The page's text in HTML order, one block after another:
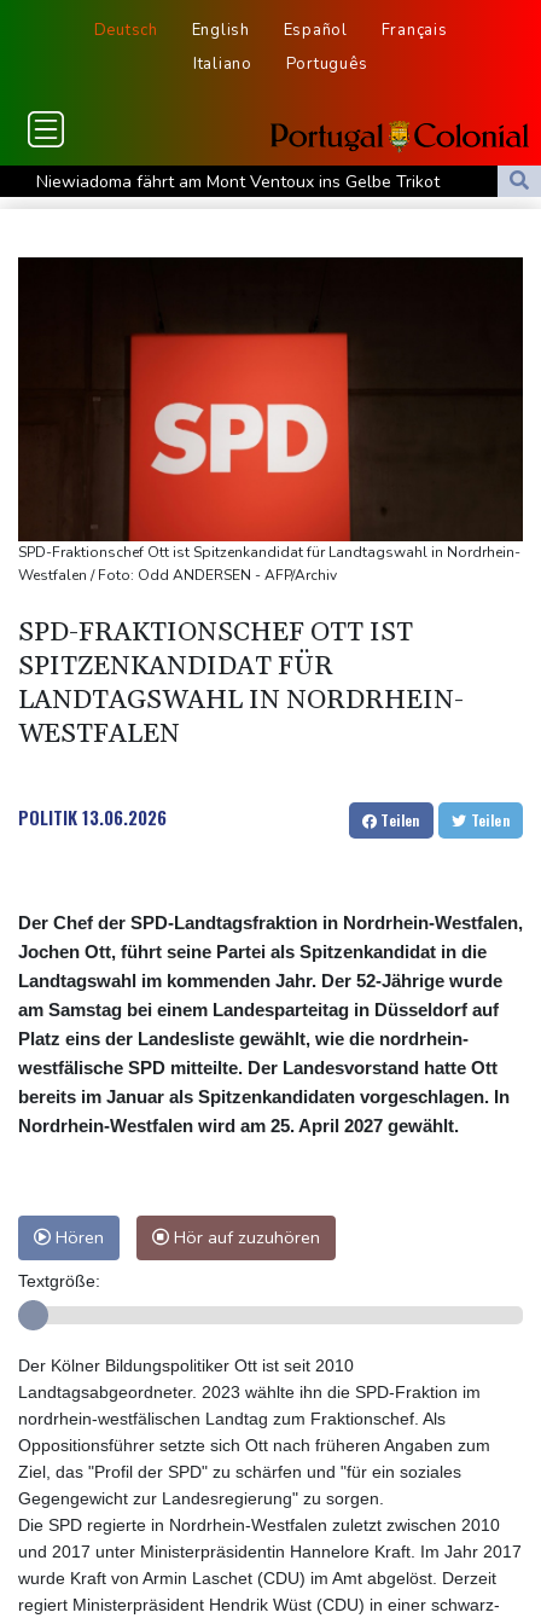
Deutsch English Español
Français
Italiano
Português
Niewiadoma fährt am Mont Ventoux ins Gelbe Trikot
Trumps umstrittener Justizminister Blanche kurz vor der
US-Unternehmen bauen im Juli Arbeitsplätze ab
Krieg Verteidigungsabkommen
Polizei entdeckt Cannabisplantage mit mehr als 900 Pflanzen in
Xiaomi Skynomad: N70 und N90 erhöhen den Druck auf Europas
SUV-Markt
Sicherheitskreise vermuten russische Kampagne hinter
Falschvideo zu Merz-Rücktritt
Papst Leo XIV. will bei Frankreich-Besuch Missbrauchsopfer
treffen
SPD-Fraktionschef Ott ist Spitzenkandidat für Landtagswahl in Nordrhein-
Westfalen / Foto: Odd ANDERSEN - AFP/Archiv
SPD-FRAKTIONSCHEF OTT IST
SPITZENKANDIDAT FÜR
LANDTAGSWAHL IN NORDRHEIN-
WESTFALEN
POLITIK13.06.2026 Teilen Teilen
Der Chef der SPD-Landtagsfraktion in Nordrhein-Westfalen,
Jochen Ott, führt seine Partei als Spitzenkandidat in die
Landtagswahl im kommenden Jahr. Der 52-Jährige wurde
am Samstag bei einem Landesparteitag in Düsseldorf auf
Platz eins der Landesliste gewählt, wie die nordrhein-
westfälische SPD mitteilte. Der Landesvorstand hatte Ott
bereits im Januar als Spitzenkandidaten vorgeschlagen. In
Nordrhein-Westfalen wird am 25. April 2027 gewählt.
Hören Hör auf zuzuhören
Textgröße:
Der Kölner Bildungspolitiker Ott ist seit 2010
Landtagsabgeordneter. 2023 wählte ihn die SPD-Fraktion im
nordrhein-westfälischen Landtag zum Fraktionschef. Als
Oppositionsführer setzte sich Ott nach früheren Angaben zum
Ziel, das "Profil der SPD" zu schärfen und "für ein soziales
Gegengewicht zur Landesregierung" zu sorgen.
Die SPD regierte in Nordrhein-Westfalen zuletzt zwischen 2010
und 2017 unter Ministerpräsidentin Hannelore Kraft. Im Jahr 2017
wurde Kraft von Armin Laschet (CDU) im Amt abgelöst. Derzeit
regiert Ministerpräsident Hendrik Wüst (CDU) in einer schwarz-